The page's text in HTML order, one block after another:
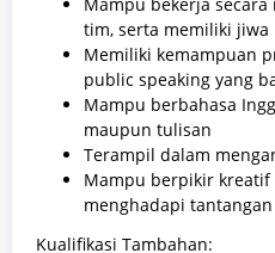
Mampu bekerja
tim, serta memiliki jiwa
Memiliki kemampuan
public speaking yang
Mampu berbahasa
maupun tulisan
Terampil dalam
Mampu berpikir
menghadapi
Kualifikasi Tambahan: